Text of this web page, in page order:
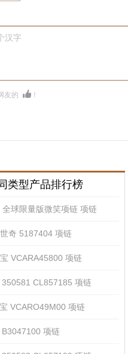
汉字
友的 ！
类型产品排行榜
全球限量版微笑项链 项链
奇 5187404 项链
VCARA45800 项链
350581 CL857185 项链
VCARO49M00 项链
项链